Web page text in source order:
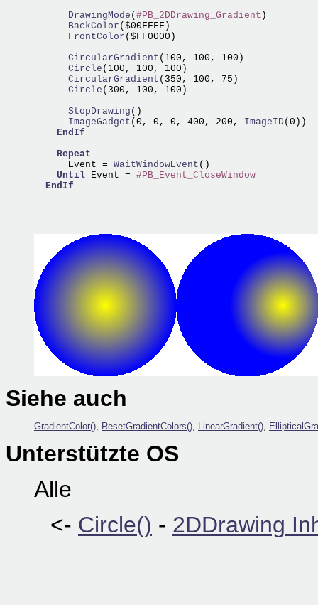
      DrawingMode
( #PB_2DDrawing_Gradient
      BackColor
      FrontColor
($FF0000)
      CircularGradient
      Circle
      CircularGradient
      Circle
(300, 100, 100)
      StopDrawing
      ImageGadget
(0, 0, 0, 400, 200, ImageID (0))
EndIf
Repeat
      Event =
WaitWindowEvent ()
Until Event = #PB_Event_CloseWindow
EndIf
Siehe auch
GradientColor(), ResetGradientColors(), LinearGradient(),
Unterstützte OS
Alle
<- Circle() - 2DDrawing